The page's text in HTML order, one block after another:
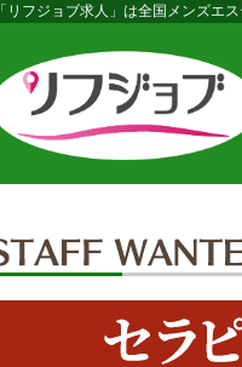
「リフジョブ求人」は全国メンズエ